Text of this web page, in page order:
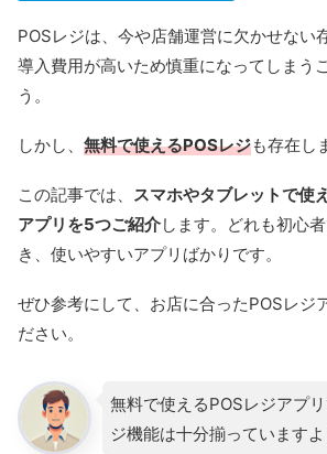
POSレジは、今や店舗運営に欠かせない
導入費用が高いため慎重になってしまう
う。
しかし、 無料で使えるPOSレジも存在し
この記事では、 スマホやタブレットで使
アプリを5つご紹介します。どれも初心
き、使いやすいアプリばかりです。
ぜひ参考にして、お店に合ったPOSレジ
ださい。
無料で使えるPOSレジアプ
ジ機能は十分揃っていますよ